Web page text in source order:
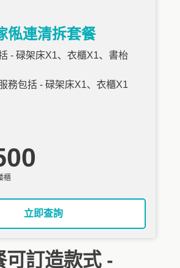
俬連清拆套餐
- 碌架床X1、衣櫃X1、書枱
務包括 - 碌架床X1、衣櫃X1
櫃
立即查詢
可訂造款式 -